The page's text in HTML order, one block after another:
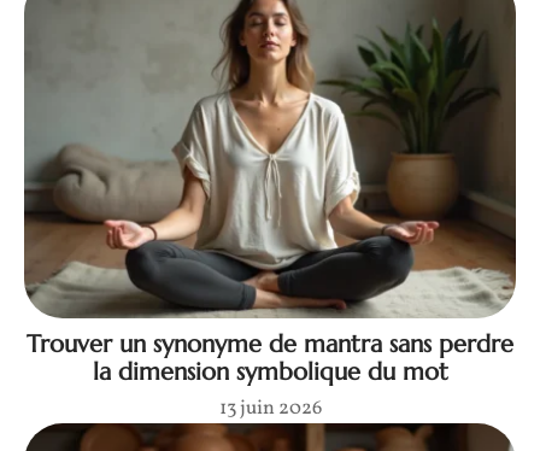
Trouver un synonyme de mantra sans perdre
la dimension symbolique du mot
13 juin 2026